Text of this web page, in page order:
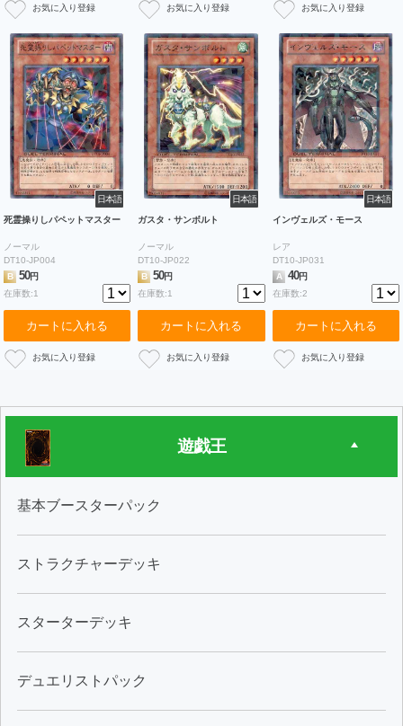
日本語
死霊操りしパペットマスター
ノーマル
DT10-JP004
B
50円
在庫数:1
カートに入れる
日本語
ガスタ・サンボルト
ノーマル
DT10-JP022
B
50円
在庫数:1
カートに入れる
日本語
インヴェルズ・モース
レア
DT10-JP031
A 40円
在庫数:2
カートに入れる
遊戯王
基本ブースターパック
ストラクチャーデッキ
スターターデッキ
デュエリストパック